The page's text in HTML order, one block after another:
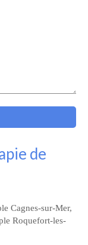
de
Cagnes-sur-Mer,
Roquefort-les-